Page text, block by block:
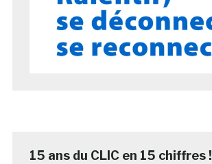
15 ans du CLIC en 15 chiffres !